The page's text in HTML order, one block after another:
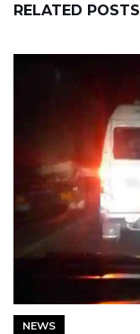
RELATED POSTS
NEWS